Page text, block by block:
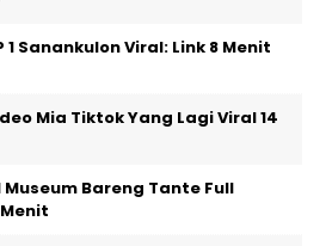
1 Sanankulon Viral: Link 8 Menit
Mia Tiktok Yang Lagi Viral 14
Museum Bareng Tante Full